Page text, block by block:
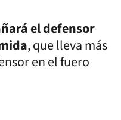
el defensor
, que lleva más
en el fuero